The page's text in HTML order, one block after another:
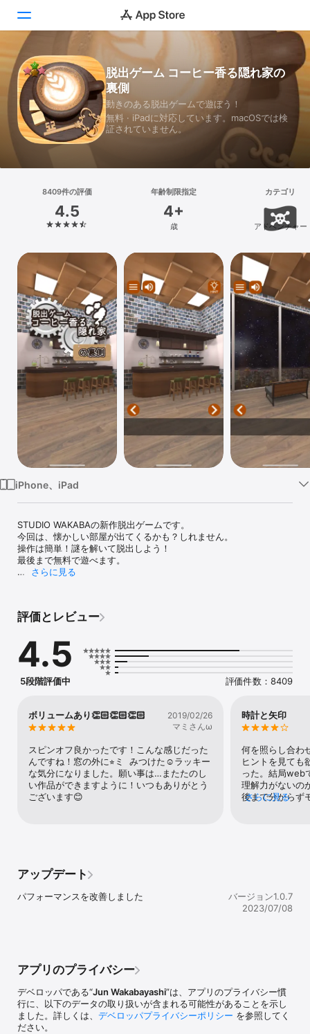
Today
ゲーム
アプリ
Arcade
検索
プラットフォーム
iPhone
iPad
Mac
Vision
Watch
TV
脱出ゲーム コーヒー香る隠れ家の
裏側
動きのある脱出ゲームで遊ぼう！
無料 · iPadに対応しています。macOSでは検
証されていません。
8409件の評価
4.5
年齢制限指定
4+
歳
カテゴリ
アドベンチャー
iPhone、iPad
STUDIO WAKABAの新作脱出ゲームです。
今回は、懐かしい部屋が出てくるかも？しれません。
操作は簡単！謎を解いて脱出しよう！
最後まで無料で遊べます。
中に閉じ込められていました。
ば、この部屋から脱出できます。
[遊び方]
1.気になる場所をタップして調べましょう。
3.気になるアイテムは、2回タップすると拡大表示ができます。
4.拡大したアイテムに別のアイテムを使うと、組み合わさるアイテ
5.行き詰まったらヒントを参考にしましょう。（動画広告あり）
さらに見る
評価とレビュー
4.5
5段階評価中 評価件数：8409
ボリュームあり👏🏻👏🏻👏🏻
2019/02/26
マミさんω
スピンオフ良かったです！こんな感じだった
んですね！窓の外に⭐︎ミ  みつけた☺️ラッキー
な気分になりました。願い事は…またたのし
い作品ができますように！いつもありがとう
ございます😊
時計と矢印
何を照らし合わ
ヒントを見ても
った。結局web
理解力がないの
後まで分からず
さらに見る
アップデート
パフォーマンスを改善しました
バージョン1.0.7
2023/07/08
アプリのプライバシー
デベロッパである“Jun Wakabayashi”は、アプリのプライバシー慣
行に、以下のデータの取り扱いが含まれる可能性があることを示し
ました。詳しくは、 デベロッパプライバシーポリシー を参照してく
ださい。